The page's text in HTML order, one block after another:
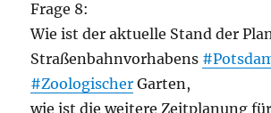
Frage 8:
Wie ist der aktuelle Stand der
Straßenbahnvorhabens
#Zoologischer Garten,
wie ist die weitere Zeitplanung